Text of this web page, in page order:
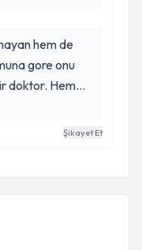
hem de
gore onu
doktor. Hem
cok degerli
Yalovaya
Şikayet Et